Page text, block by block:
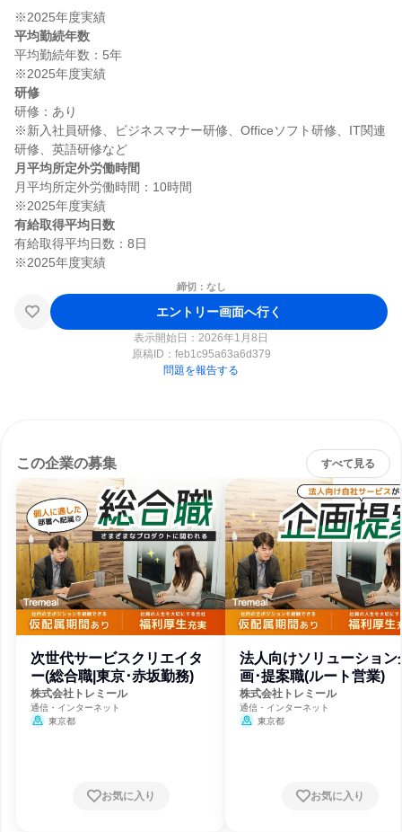
平均勤続年数
平均勤続年数：5年
研修
研修：あり
※新入社員研修、ビジネスマナー研修、Officeソフト研修、IT関連
月平均所定外労働時間
月平均所定外労働時間：10時間
有給取得平均日数
有給取得平均日数：8日
締切：なし
エントリー画面へ行く
表示開始日：2026年1月8日
原稿ID： feb1c95a63a6d379
問題を報告する
この企業の募集 すべて見る
次世代サービスクリエイタ
ー(総合職|東京･赤坂勤務)
株式会社トレミール
通信・インターネット
東京都
お気に入り
法人向けソリューション
画･提案職(ルート営業)
株式会社トレミール
通信・インターネット
東京都
お気に入り